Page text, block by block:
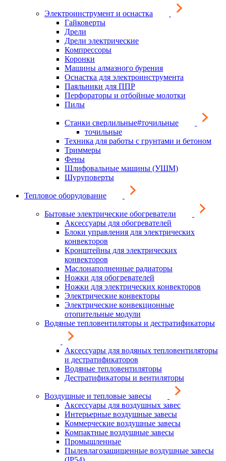
Электроинструмент и оснастка
Гайковерты
Дрели
Дрели электрические
Компрессоры
Коронки
Машины алмазного бурения
Оснастка для электроинструмента
Паяльники для ППР
Перфораторы и отбойные молотки
Пилы
Станки сверлильные#точильные
точильные
Техника для работы с грунтами и бетоном
Триммеры
Фены
Шлифовальные машины (УШМ)
Шуруповерты
Тепловое оборудование
Бытовые электрические обогреватели
Аксессуары для обогревателей
Блоки управления для электрических
конвекторов
Кронштейны для электрических
конвекторов
Маслонаполненные радиаторы
Ножки для обогревателей
Ножки для электрических конвекторов
Электрические конвекторы
Электрические конвекционные
отопительные модули
Водяные тепловентиляторы и дестратификаторы
Аксессуары для водяных тепловентиляторы
и дестратификаторов
Водяные тепловентиляторы
Дестратификаторы и вентиляторы
Воздушные и тепловые завесы
Аксессуары для воздушных завес
Интерьерные воздушные завесы
Коммерческие воздушные завесы
Компактные воздушные завесы
Промышленные
Пылевлагозащищенные воздушные завесы